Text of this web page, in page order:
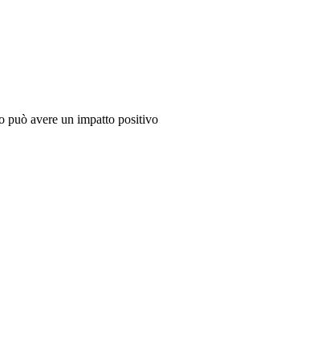
può avere un impatto positivo